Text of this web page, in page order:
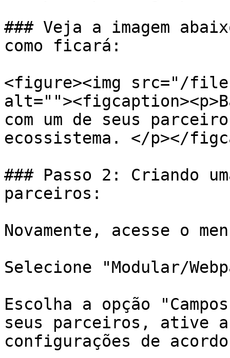
### Veja a imagem
como ficará:
<figure><img src="/
com um de seus
ecossistema. </p></
### Passo 2: Criando
parceiros:
Novamente, acesse o
Selecione "Modular/
Escolha a opção
seus parceiros, ative
configurações de